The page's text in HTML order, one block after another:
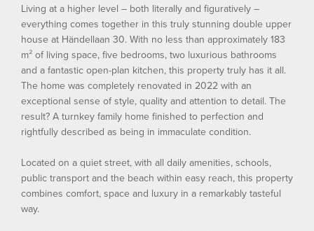
Living at a higher level – both literally and figuratively –
everything comes together in this truly stunning double upper
house at Händellaan 30. With no less than approximately 183
m² of living space, five bedrooms, two luxurious bathrooms
and a fantastic open-plan kitchen, this property truly has it all.
The home was completely renovated in 2022 with an
exceptional sense of style, quality and attention to detail. The
result? A turnkey family home finished to perfection and
rightfully described as being in immaculate condition.
Located on a quiet street, with all daily amenities, schools,
public transport and the beach within easy reach, this property
combines comfort, space and luxury in a remarkably tasteful
way.